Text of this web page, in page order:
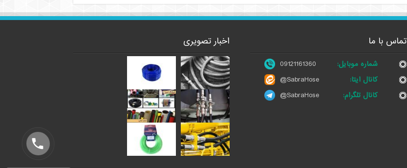
تماس با ما
شماره موبایل:
09121161360
کانال ایتا:
@SabraHose
کانال تلگرام:
@SabraHose
اخبار تصویری